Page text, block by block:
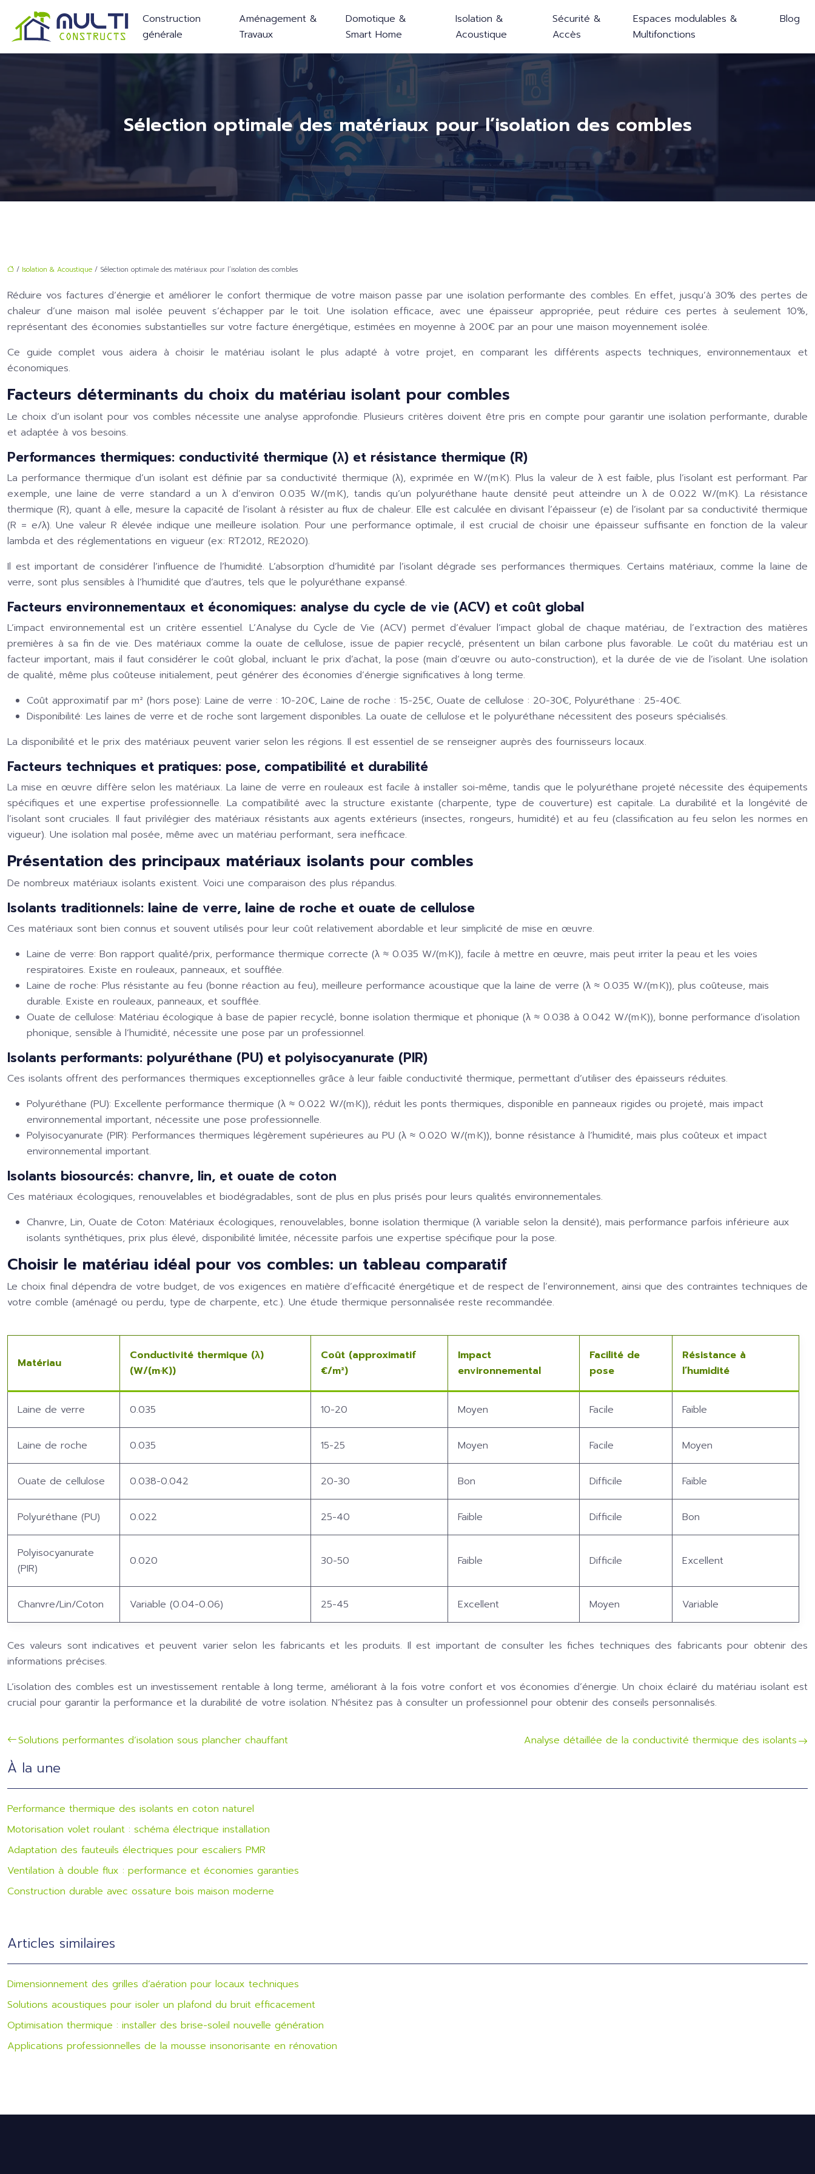
Construction
générale
Aménagement &
Travaux
Domotique &
Smart Home
Isolation &
Acoustique
Sécurité &
Accès
Espaces modulables &
Multifonctions
Blog
Sélection optimale des matériaux pour l’isolation des combles
/ Isolation & Acoustique / Sélection optimale des matériaux pour l’isolation des combles
Réduire vos factures d’énergie et améliorer le confort thermique de votre maison passe par une isolation performante des combles. En effet, jusqu’à 30% des pertes de
chaleur d’une maison mal isolée peuvent s’échapper par le toit. Une isolation efficace, avec une épaisseur appropriée, peut réduire ces pertes à seulement 10%,
représentant des économies substantielles sur votre facture énergétique, estimées en moyenne à 200€ par an pour une maison moyennement isolée.
Ce guide complet vous aidera à choisir le matériau isolant le plus adapté à votre projet, en comparant les différents aspects techniques, environnementaux et
économiques.
Facteurs déterminants du choix du matériau isolant pour combles
Le choix d’un isolant pour vos combles nécessite une analyse approfondie. Plusieurs critères doivent être pris en compte pour garantir une isolation performante, durable
et adaptée à vos besoins.
Performances thermiques: conductivité thermique (λ) et résistance thermique (R)
La performance thermique d’un isolant est définie par sa conductivité thermique (λ), exprimée en W/(m·K). Plus la valeur de λ est faible, plus l’isolant est performant. Par
exemple, une laine de verre standard a un λ d’environ 0.035 W/(m·K), tandis qu’un polyuréthane haute densité peut atteindre un λ de 0.022 W/(m·K). La résistance
thermique (R), quant à elle, mesure la capacité de l’isolant à résister au flux de chaleur. Elle est calculée en divisant l’épaisseur (e) de l’isolant par sa conductivité thermique
(R = e/λ). Une valeur R élevée indique une meilleure isolation. Pour une performance optimale, il est crucial de choisir une épaisseur suffisante en fonction de la valeur
lambda et des réglementations en vigueur (ex: RT2012, RE2020).
Il est important de considérer l’influence de l’humidité. L’absorption d’humidité par l’isolant dégrade ses performances thermiques. Certains matériaux, comme la laine de
verre, sont plus sensibles à l’humidité que d’autres, tels que le polyuréthane expansé.
Facteurs environnementaux et économiques: analyse du cycle de vie (ACV) et coût global
L’impact environnemental est un critère essentiel. L’Analyse du Cycle de Vie (ACV) permet d’évaluer l’impact global de chaque matériau, de l’extraction des matières
premières à sa fin de vie. Des matériaux comme la ouate de cellulose, issue de papier recyclé, présentent un bilan carbone plus favorable. Le coût du matériau est un
facteur important, mais il faut considérer le coût global, incluant le prix d’achat, la pose (main d’œuvre ou auto-construction), et la durée de vie de l’isolant. Une isolation
de qualité, même plus coûteuse initialement, peut générer des économies d’énergie significatives à long terme.
Coût approximatif par m² (hors pose): Laine de verre : 10-20€, Laine de roche : 15-25€, Ouate de cellulose : 20-30€, Polyuréthane : 25-40€.
Disponibilité: Les laines de verre et de roche sont largement disponibles. La ouate de cellulose et le polyuréthane nécessitent des poseurs spécialisés.
La disponibilité et le prix des matériaux peuvent varier selon les régions. Il est essentiel de se renseigner auprès des fournisseurs locaux.
Facteurs techniques et pratiques: pose, compatibilité et durabilité
La mise en œuvre diffère selon les matériaux. La laine de verre en rouleaux est facile à installer soi-même, tandis que le polyuréthane projeté nécessite des équipements
spécifiques et une expertise professionnelle. La compatibilité avec la structure existante (charpente, type de couverture) est capitale. La durabilité et la longévité de
l’isolant sont cruciales. Il faut privilégier des matériaux résistants aux agents extérieurs (insectes, rongeurs, humidité) et au feu (classification au feu selon les normes en
vigueur). Une isolation mal posée, même avec un matériau performant, sera inefficace.
Présentation des principaux matériaux isolants pour combles
De nombreux matériaux isolants existent. Voici une comparaison des plus répandus.
Isolants traditionnels: laine de verre, laine de roche et ouate de cellulose
Ces matériaux sont bien connus et souvent utilisés pour leur coût relativement abordable et leur simplicité de mise en œuvre.
Laine de verre: Bon rapport qualité/prix, performance thermique correcte (λ ≈ 0.035 W/(m·K)), facile à mettre en œuvre, mais peut irriter la peau et les voies
respiratoires. Existe en rouleaux, panneaux, et soufflée.
Laine de roche: Plus résistante au feu (bonne réaction au feu), meilleure performance acoustique que la laine de verre (λ ≈ 0.035 W/(m·K)), plus coûteuse, mais
durable. Existe en rouleaux, panneaux, et soufflée.
Ouate de cellulose: Matériau écologique à base de papier recyclé, bonne isolation thermique et phonique (λ ≈ 0.038 à 0.042 W/(m·K)), bonne performance d’isolation
phonique, sensible à l’humidité, nécessite une pose par un professionnel.
Isolants performants: polyuréthane (PU) et polyisocyanurate (PIR)
Ces isolants offrent des performances thermiques exceptionnelles grâce à leur faible conductivité thermique, permettant d’utiliser des épaisseurs réduites.
Polyuréthane (PU): Excellente performance thermique (λ ≈ 0.022 W/(m·K)), réduit les ponts thermiques, disponible en panneaux rigides ou projeté, mais impact
environnemental important, nécessite une pose professionnelle.
Polyisocyanurate (PIR): Performances thermiques légèrement supérieures au PU (λ ≈ 0.020 W/(m·K)), bonne résistance à l’humidité, mais plus coûteux et impact
environnemental important.
Isolants biosourcés: chanvre, lin, et ouate de coton
Ces matériaux écologiques, renouvelables et biodégradables, sont de plus en plus prisés pour leurs qualités environnementales.
Chanvre, Lin, Ouate de Coton: Matériaux écologiques, renouvelables, bonne isolation thermique (λ variable selon la densité), mais performance parfois inférieure aux
isolants synthétiques, prix plus élevé, disponibilité limitée, nécessite parfois une expertise spécifique pour la pose.
Choisir le matériau idéal pour vos combles: un tableau comparatif
Le choix final dépendra de votre budget, de vos exigences en matière d’efficacité énergétique et de respect de l’environnement, ainsi que des contraintes techniques de
votre comble (aménagé ou perdu, type de charpente, etc.). Une étude thermique personnalisée reste recommandée.
Matériau
Conductivité thermique (λ)
(W/(m·K))
Coût (approximatif
€/m²)
Impact
environnemental
Facilité de
pose
Résistance à
l’humidité
Laine de verre 0.035 10-20 Moyen Facile Faible
Laine de roche 0.035 15-25 Moyen Facile Moyen
Ouate de cellulose 0.038-0.042 20-30 Bon Difficile Faible
Polyuréthane (PU) 0.022 25-40 Faible Difficile Bon
Polyisocyanurate
(PIR)
0.020 30-50 Faible Difficile Excellent
Chanvre/Lin/Coton Variable (0.04-0.06) 25-45 Excellent Moyen Variable
Ces valeurs sont indicatives et peuvent varier selon les fabricants et les produits. Il est important de consulter les fiches techniques des fabricants pour obtenir des
informations précises.
L’isolation des combles est un investissement rentable à long terme, améliorant à la fois votre confort et vos économies d’énergie. Un choix éclairé du matériau isolant est
crucial pour garantir la performance et la durabilité de votre isolation. N’hésitez pas à consulter un professionnel pour obtenir des conseils personnalisés.
Solutions performantes d’isolation sous plancher chauffant Analyse détaillée de la conductivité thermique des isolants
À la une
Performance thermique des isolants en coton naturel
Motorisation volet roulant : schéma électrique installation
Adaptation des fauteuils électriques pour escaliers PMR
Ventilation à double flux : performance et économies garanties
Construction durable avec ossature bois maison moderne
Articles similaires
Dimensionnement des grilles d’aération pour locaux techniques
Solutions acoustiques pour isoler un plafond du bruit efficacement
Optimisation thermique : installer des brise-soleil nouvelle génération
Applications professionnelles de la mousse insonorisante en rénovation